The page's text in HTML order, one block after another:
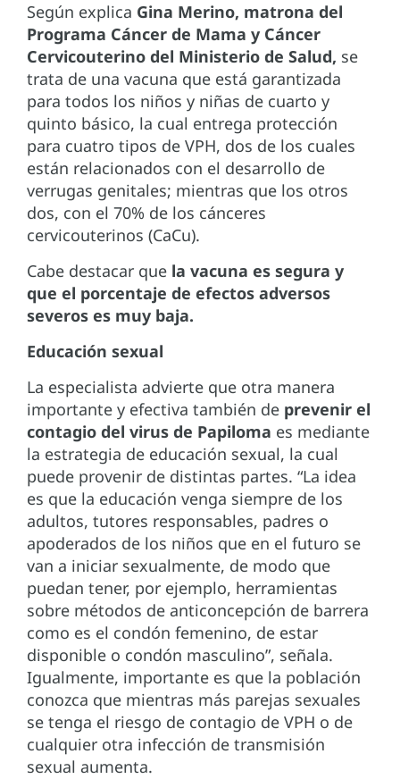
Según explica Gina Merino, matrona del
Programa Cáncer de Mama y Cáncer
Cervicouterino del Ministerio de Salud, se
trata de una vacuna que está garantizada
para todos los niños y niñas de cuarto y
quinto básico, la cual entrega protección
para cuatro tipos de VPH, dos de los cuales
están relacionados con el desarrollo de
verrugas genitales; mientras que los otros
dos, con el 70% de los cánceres
cervicouterinos (CaCu).
Cabe destacar que la vacuna es segura y
que el porcentaje de efectos adversos
severos es muy baja.
Educación sexual
La especialista advierte que otra manera
importante y efectiva también de prevenir el
contagio del virus de Papiloma es mediante
la estrategia de educación sexual, la cual
puede provenir de distintas partes. “La idea
es que la educación venga siempre de los
adultos, tutores responsables, padres o
apoderados de los niños que en el futuro se
van a iniciar sexualmente, de modo que
puedan tener, por ejemplo, herramientas
sobre métodos de anticoncepción de barrera
como es el condón femenino, de estar
disponible o condón masculino”, señala.
Igualmente, importante es que la población
conozca que mientras más parejas sexuales
se tenga el riesgo de contagio de VPH o de
cualquier otra infección de transmisión
sexual aumenta.